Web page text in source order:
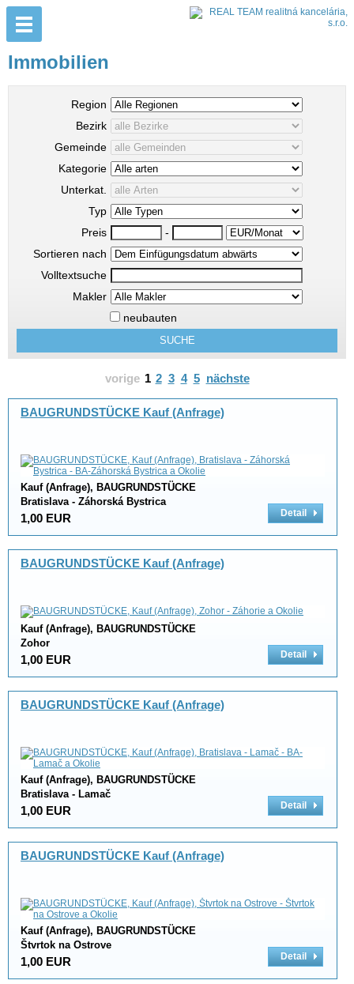
Immobilien
Region
Bezirk
Gemeinde
Kategorie
Unterkat.
Typ
Preis
-
Sortieren nach
Volltextsuche
Makler
neubauten
vorige 1 2 3 4 5 nächste
BAUGRUNDSTÜCKE Kauf (Anfrage)
Kauf (Anfrage), BAUGRUNDSTÜCKE
Bratislava - Záhorská Bystrica
1,00 EUR Detail
BAUGRUNDSTÜCKE Kauf (Anfrage)
Kauf (Anfrage), BAUGRUNDSTÜCKE
Zohor
1,00 EUR Detail
BAUGRUNDSTÜCKE Kauf (Anfrage)
Kauf (Anfrage), BAUGRUNDSTÜCKE
Bratislava - Lamač
1,00 EUR Detail
BAUGRUNDSTÜCKE Kauf (Anfrage)
Kauf (Anfrage), BAUGRUNDSTÜCKE
Štvrtok na Ostrove
1,00 EUR Detail